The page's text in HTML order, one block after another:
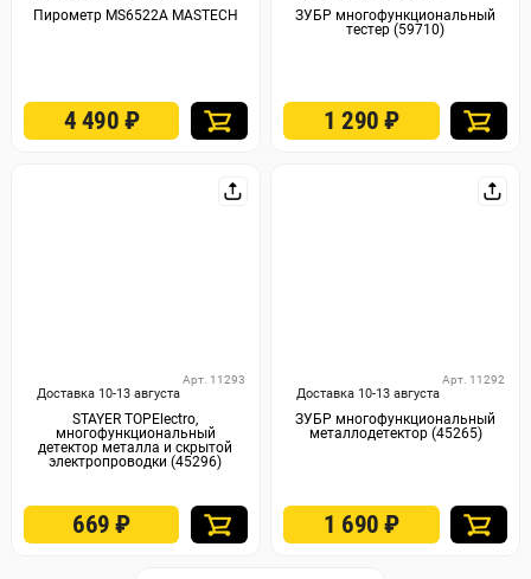
Пирометр MS6522А MASTECH
4 490 ₽
ЗУБР многофункциональный
тестер (59710)
1 290₽
Доставка 10-13 августа
Арт. 11293
STAYER TOPElectro,
многофункциональный
детектор металла и скрытой
электропроводки (45296)
669₽
Доставка 10-13 августа
Арт. 11292
ЗУБР многофункциональный
металлодетектор (45265)
1 690₽